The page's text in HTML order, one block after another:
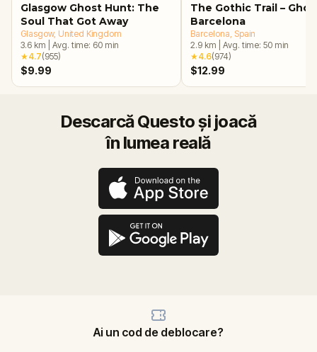
Glasgow Ghost Hunt: The
Soul That Got Away
Glasgow, United Kingdom
3.6 km Avg. time: 60 min
★4.7(955)
$9.99
The Gothic Trail –
Barcelona
Barcelona , Spain
2.9 km Avg. time: 50 min
★4.6(974)
$12.99
Descarcă Questo și joacă
în lumea reală
Ai un cod de deblocare?